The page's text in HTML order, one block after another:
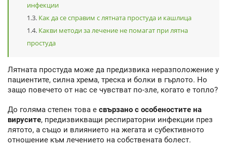
инфекции
Как да се справим с лятната простуда и кашлица
Какви методи за лечение не помагат при лятна
простуда
Лятната простуда може да предизвика неразположение у
пациентите, силна хрема, треска и болки в гърлото. Но
защо повечето от нас се чувстват по-зле, когато е топло?
До голяма степен това е свързано с особеностите на
вирусите, предизвикващи респираторни инфекции през
лятото, а също и влиянието на жегата и субективното
отношение към лечението на собствената болест.